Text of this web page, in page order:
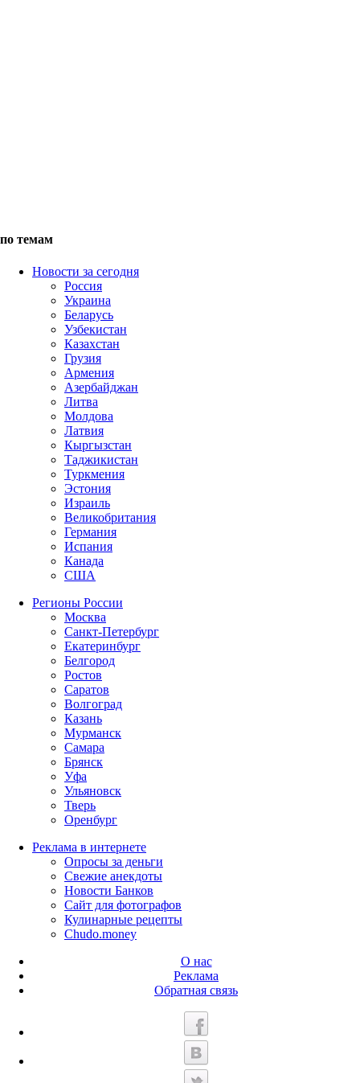
по темам
Новости за сегодня
Россия
Украина
Беларусь
Узбекистан
Казахстан
Грузия
Армения
Азербайджан
Литва
Молдова
Латвия
Кыргызстан
Таджикистан
Туркмения
Эстония
Израиль
Великобритания
Германия
Испания
Канада
США
Регионы России
Москва
Санкт-Петербург
Екатеринбург
Белгород
Ростов
Саратов
Волгоград
Казань
Мурманск
Самара
Брянск
Уфа
Ульяновск
Тверь
Оренбург
Реклама в интернете
Опросы за деньги
Свежие анекдоты
Новости Банков
Сайт для фотографов
Кулинарные рецепты
Chudo.money
О нас
Реклама
Обратная связь